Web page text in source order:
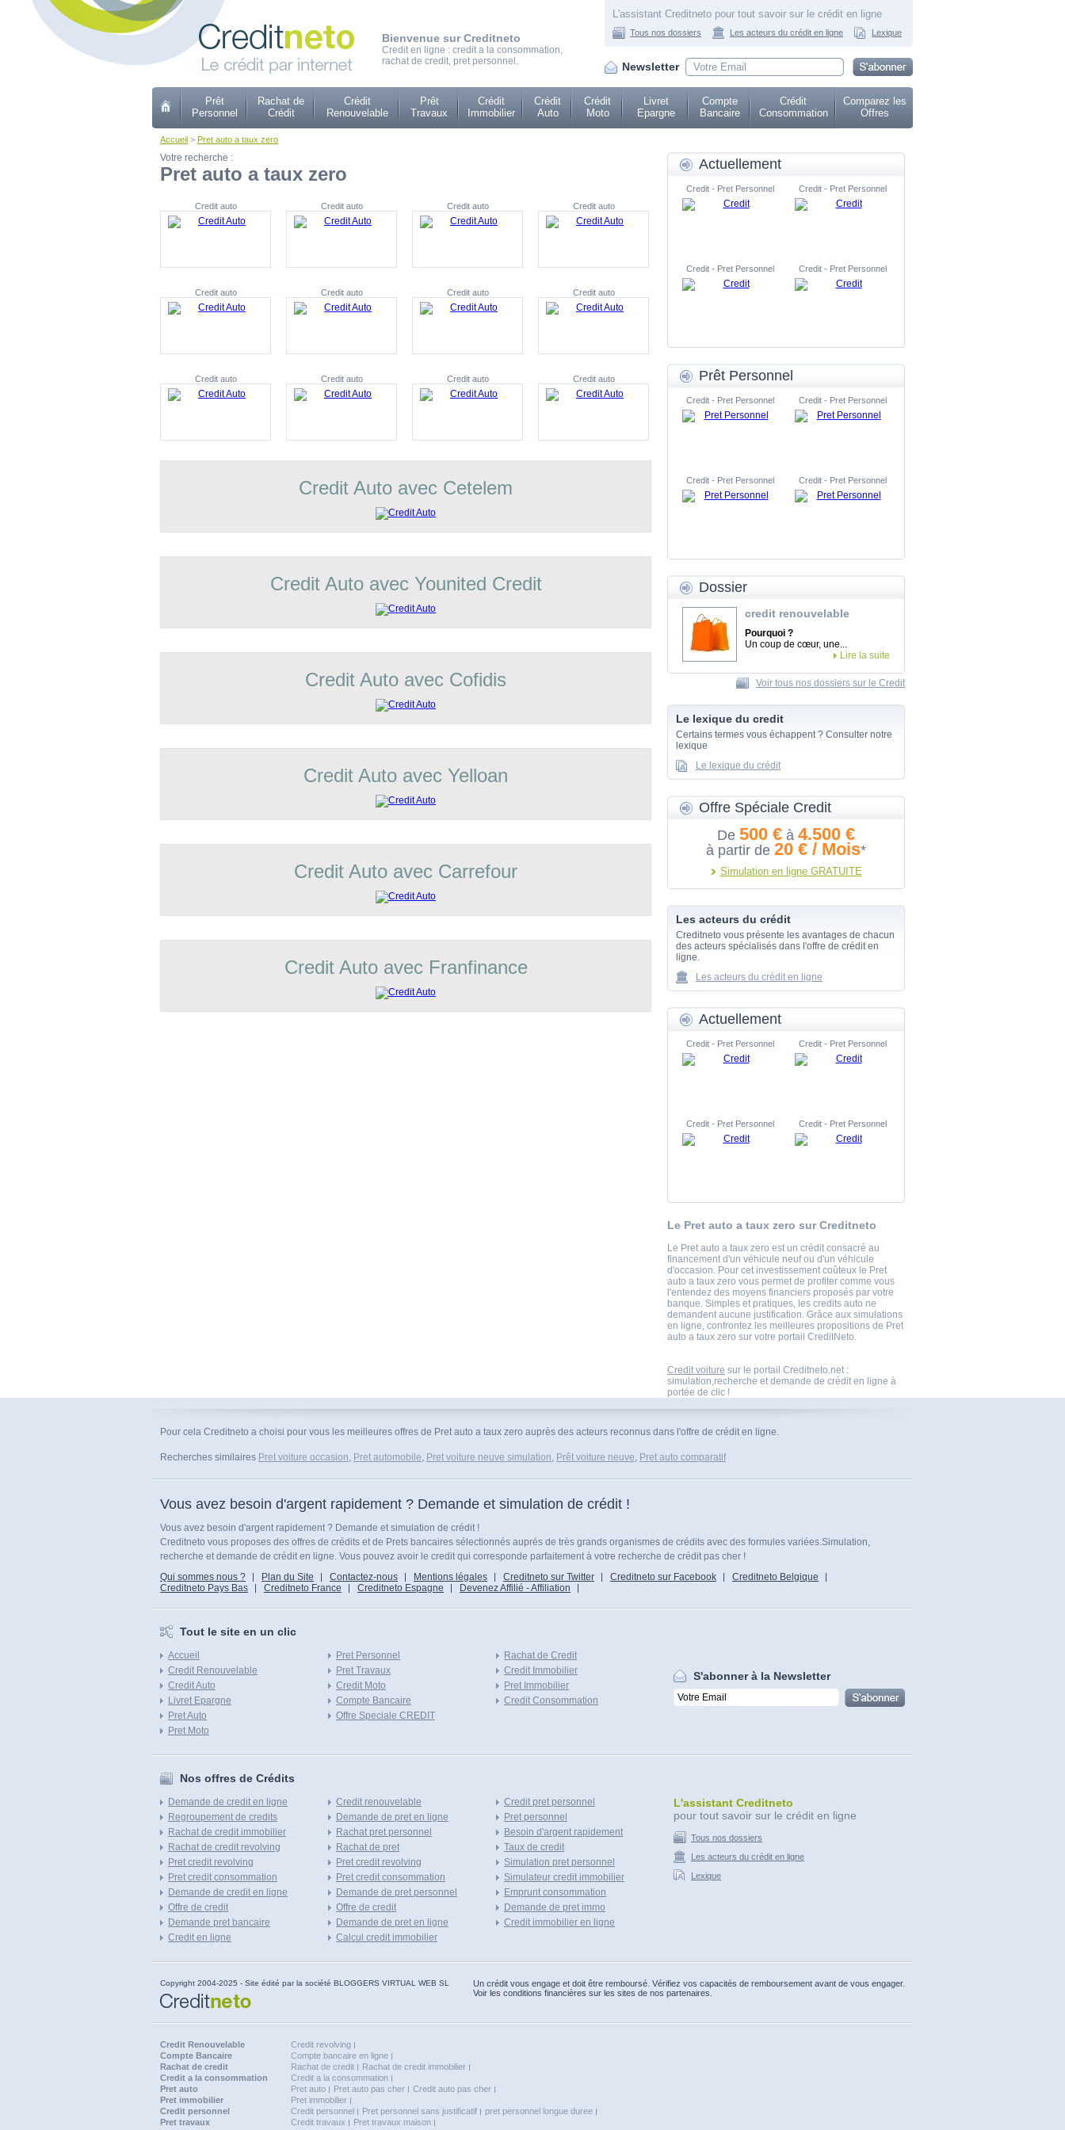
Bienvenue sur Creditneto
Credit en ligne : credit a la consommation,
rachat de credit, pret personnel.
L'assistant Creditneto pour tout savoir sur le crédit en ligne
Tous nos dossiers Les acteurs du crédit en ligne Lexique
Newsletter
Prêt
Personnel
Rachat de
Crédit
Crédit
Renouvelable
Prêt
Travaux
Crédit
Immobilier
Crédit
Auto
Crédit
Moto
Livret
Epargne
Compte
Bancaire
Crédit
Consommation
Comparez les
Offres
Accueil > Pret auto a taux zero
Votre recherche :
Pret auto a taux zero
Credit auto Credit auto Credit auto Credit auto
Credit auto Credit auto Credit auto Credit auto
Credit auto Credit auto Credit auto Credit auto
Credit Auto avec Cetelem
Credit Auto avec Younited Credit
Credit Auto avec Cofidis
Credit Auto avec Yelloan
Credit Auto avec Carrefour
Credit Auto avec Franfinance
Actuellement
Credit - Pret Personnel Credit - Pret Personnel
Credit - Pret Personnel Credit - Pret Personnel
Prêt Personnel
Credit - Pret Personnel Credit - Pret Personnel
Credit - Pret Personnel Credit - Pret Personnel
Dossier
credit renouvelable
Pourquoi ?
Un coup de cœur, une...
Lire la suite
Voir tous nos dossiers sur le Credit
Le lexique du credit
Certains termes vous échappent ? Consulter notre
lexique
Le lexique du crédit
Offre Spéciale Credit
De 500 € à 4.500 €
à partir de 20 € / Mois*
Simulation en ligne GRATUITE
Les acteurs du crédit
Creditneto vous présente les avantages de chacun
des acteurs spécialisés dans l'offre de crédit en
ligne.
Les acteurs du crédit en ligne
Actuellement
Credit - Pret Personnel Credit - Pret Personnel
Credit - Pret Personnel Credit - Pret Personnel
Le Pret auto a taux zero sur Creditneto
Le Pret auto a taux zero est un crédit consacré au
financement d'un véhicule neuf ou d'un véhicule
d'occasion. Pour cet investissement coûteux le Pret
auto a taux zero vous permet de profiter comme vous
l'entendez des moyens financiers proposés par votre
banque. Simples et pratiques, les credits auto ne
demandent aucune justification. Grâce aux simulations
en ligne, confrontez les meilleures propositions de Pret
auto a taux zero sur votre portail CreditNeto.
Credit voiture sur le portail Creditneto.net :
simulation,recherche et demande de crédit en ligne à
portée de clic !
Pour cela Creditneto a choisi pour vous les meilleures offres de Pret auto a taux zero auprès des acteurs reconnus dans l'offre de crédit en ligne.
Recherches similaires Pret voiture occasion, Pret automobile, Pret voiture neuve simulation, Prêt voiture neuve, Pret auto comparatif
Vous avez besoin d'argent rapidement ? Demande et simulation de crédit !
Vous avez besoin d'argent rapidement ? Demande et simulation de crédit !
Creditneto vous proposes des offres de crédits et de Prets bancaires sélectionnés auprés de très grands organismes de crédits avec des formules variées.Simulation,
recherche et demande de crédit en ligne. Vous pouvez avoir le credit qui corresponde parfaitement à votre recherche de crédit pas cher !
Qui sommes nous ?
Plan du Site Contactez-nous Mentions légales Creditneto sur Twitter Creditneto sur Facebook
Creditneto Belgique
Creditneto Pays Bas
Creditneto France Creditneto Espagne Devenez Affilié - Affiliation
Tout le site en un clic
Accueil
Credit Renouvelable
Credit Auto
Livret Epargne
Pret Auto
Pret Moto
Pret Personnel
Pret Travaux
Credit Moto
Compte Bancaire
Offre Speciale CREDIT
Rachat de Credit
Credit Immobilier
Pret Immobilier
Credit Consommation
S'abonner à la Newsletter
Nos offres de Crédits
Demande de credit en ligne
Regroupement de credits
Rachat de credit immobilier
Rachat de credit revolving
Pret credit revolving
Pret credit consommation
Demande de credit en ligne
Offre de credit
Demande pret bancaire
Credit en ligne
Credit renouvelable
Demande de pret en ligne
Rachat pret personnel
Rachat de pret
Pret credit revolving
Pret credit consommation
Demande de pret personnel
Offre de credit
Demande de pret en ligne
Calcul credit immobilier
Credit pret personnel
Pret personnel
Besoin d'argent rapidement
Taux de credit
Simulation pret personnel
Simulateur credit immobilier
Emprunt consommation
Demande de pret immo
Credit immobilier en ligne
L'assistant Creditneto
pour tout savoir sur le crédit en ligne
Tous nos dossiers
Les acteurs du crédit en ligne
Lexique
Copyright 2004-2025 - Site édité par la société BLOGGERS VIRTUAL WEB SL
Un crédit vous engage et doit être remboursé. Vérifiez vos capacités de remboursement avant de vous engager.
Voir les conditions financières sur les sites de nos partenaires.
Credit Renouvelable
Credit revolving
Compte Bancaire
Compte bancaire en ligne
Rachat de credit
Rachat de credit
Rachat de credit immobilier
Credit a la consommation
Credit a la consommation
Pret auto
Pret auto Pret auto pas cher
Credit auto pas cher
Pret immobilier
Pret immobilier
Credit personnel
Credit personnel Pret personnel sans justificatif
pret personnel longue duree
Pret travaux
Credit travaux
Pret travaux maison